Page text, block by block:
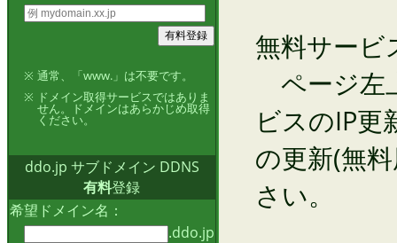
※ 通常、「www.」は不要です。
※ ドメイン取得サービスではありま
せん。ドメインはあらかじめ取得
ください。
ddo.jp サブドメイン DDNS
有料登録
希望ドメイン名：
.ddo.jp
無料サービ
ページ左
ビスのIP更
の更新(無
さい。